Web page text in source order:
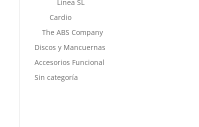
Línea SL
Cardio
The ABS Company
Discos y Mancuernas
Accesorios Funcional
Sin categoría